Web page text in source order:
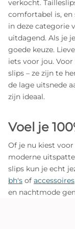
verkocht.
comfortabel is, en
in deze categorie
uitdagend. Als je
goede keuze.
iets voor jou.
slips – ze zijn te
de lage uitsnede
zijn ideaal.
Voel je
Of je nu kiest voor
moderne
slips kun je echt
bh's of accessoires
en nachtmode